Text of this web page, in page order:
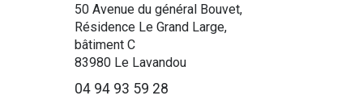
50 Avenue du général Bouvet,
Résidence Le Grand Large,
bâtiment C
83980 Le Lavandou
04 94 93 59 28